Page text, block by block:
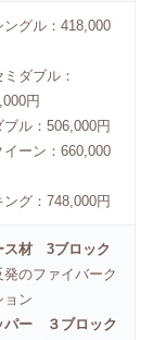
ングル：418,000
ミダブル：
円
ブル：506,000円
イーン：660,000
ング：748,000円
ス材 3ブロック
発のファイバーク
ョン
パー ３ブロック